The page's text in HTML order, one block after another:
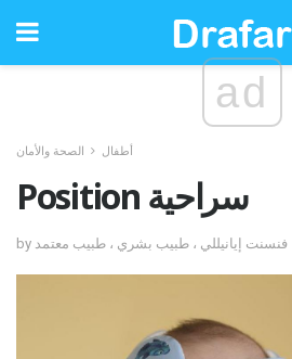
ad
أطفال الصحة والأمان
Position سراحية
by فنسنت إيانيللي ، طبيب بشري ، طبيب معتمد